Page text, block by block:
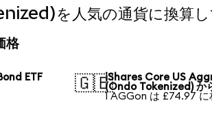
を人気の通貨に換算し
格
ETF
🇬🇧iShares Core US
(Ondo Tokenized) か
1 AGGon は £74.97 に